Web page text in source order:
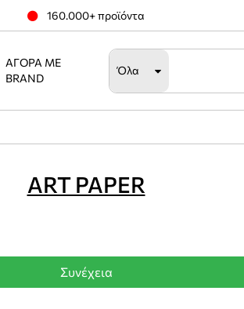
160.000+ προϊόντα
ΑΓΟΡΆ ΜΕ
BRAND
Όλα
ART PAPER
Συνέχεια